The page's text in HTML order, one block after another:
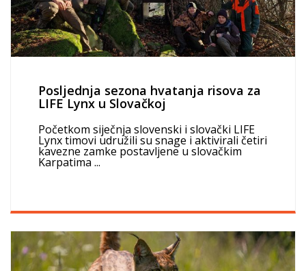
Posljednja sezona hvatanja risova za
LIFE Lynx u Slovačkoj
Početkom siječnja slovenski i slovački LIFE
Lynx timovi udružili su snage i aktivirali četiri
kavezne zamke postavljene u slovačkim
Karpatima ...